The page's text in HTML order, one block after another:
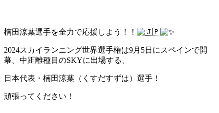
楠田涼葉選手を全力で応援しよう！！
2024スカイランニング世界選手権は9月5日にスペインで開
幕。中距離種目のSKYに出場する、
日本代表・楠田涼葉（くすだすずは）選手！
頑張ってください！